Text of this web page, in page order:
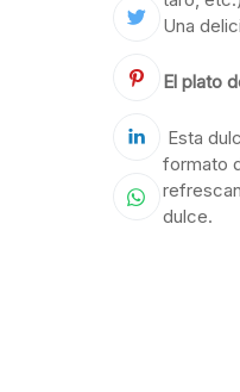
Una
El plato
Esta
formato
dulce.